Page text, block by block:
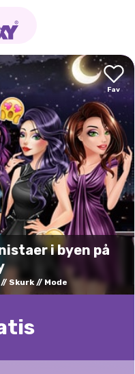
i byen på
Skurk Mode